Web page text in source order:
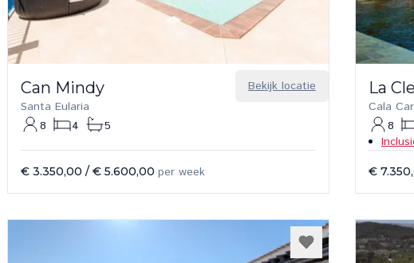
Bekijk locatie
Can Mindy
Santa Eularia
8
4 5
€ 3.350,00 / € 5.600,00 per week
La
Cala
8
€